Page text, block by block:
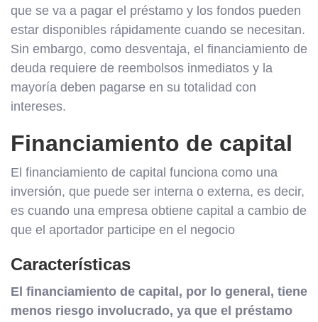
que se va a pagar el préstamo y los fondos pueden
estar disponibles rápidamente cuando se necesitan.
Sin embargo, como desventaja, el financiamiento de
deuda requiere de reembolsos inmediatos y la
mayoría deben pagarse en su totalidad con
intereses.
Financiamiento de capital
El financiamiento de capital funciona como una
inversión, que puede ser interna o externa, es decir,
es cuando una empresa obtiene capital a cambio de
que el aportador participe en el negocio
Características
El financiamiento de capital, por lo general, tiene
menos riesgo involucrado, ya que el préstamo